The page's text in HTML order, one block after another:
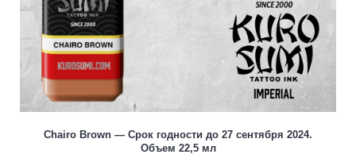
Chairo Brown — Срок годности до 27 сентября 2024.
Объем 22,5 мл